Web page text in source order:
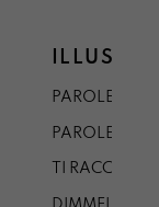
PAROLE DAL
PAROLE DA
TI